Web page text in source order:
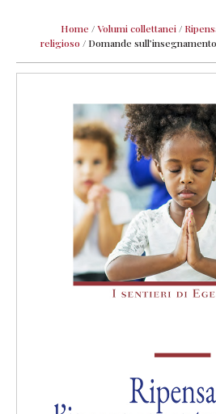
Home /Volumi collettanei /
religioso / Domande